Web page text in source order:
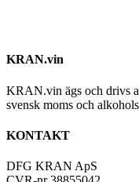
KRAN.vin
KRAN.vin ägs och drivs
svensk moms och
KONTAKT
DFG KRAN ApS